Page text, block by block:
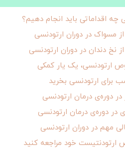
چه اقداماتی باید انجام دهیم؟
مسواک در دوران ارتودنسی
نخ دندان در دوران ارتودنسی
ارتودنسی، یک یار کمکی
برای ارتودنسی بخرید
دوره‌ی درمان ارتودنسی
در دوره‌ی درمان ارتودنسی
مهم در دوران ارتودنسی
خود مراجعه کنید